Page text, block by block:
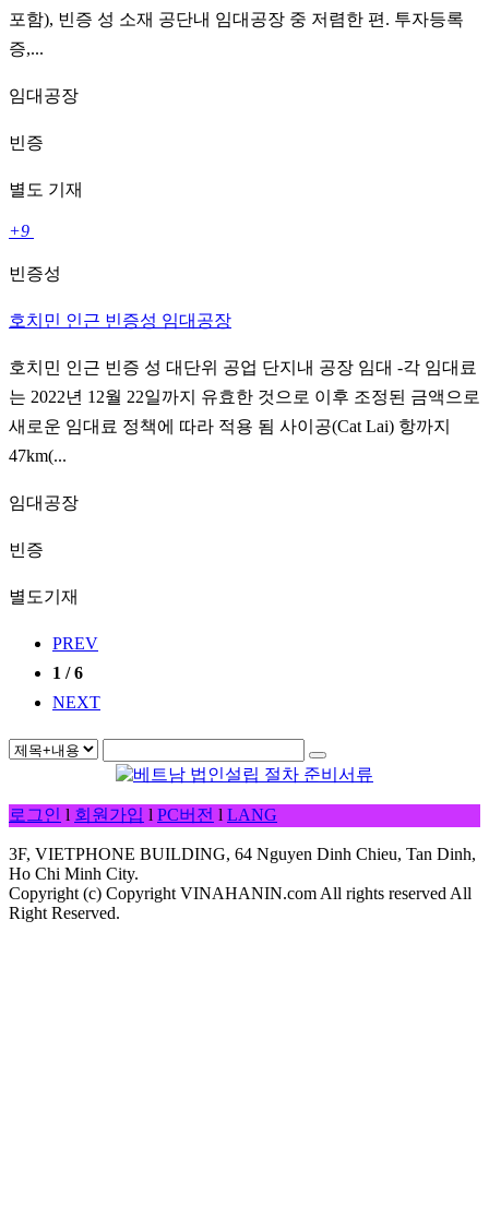
포함), 빈증 성 소재 공단내 임대공장 중 저렴한 편. 투자등록
증,...
임대공장
빈증
별도 기재
+9
빈증성
호치민 인근 빈증성 임대공장
호치민 인근 빈증 성 대단위 공업 단지내 공장 임대 -각 임대료
는 2022년 12월 22일까지 유효한 것으로 이후 조정된 금액으로
새로운 임대료 정책에 따라 적용 됨 사이공(Cat Lai) 항까지
47km(...
임대공장
빈증
별도기재
PREV
1 / 6
NEXT
로그인 l 회원가입 l PC버전 l LANG
3F, VIETPHONE BUILDING, 64 Nguyen Dinh Chieu, Tan Dinh,
Ho Chi Minh City.
Copyright (c) Copyright VINAHANIN.com All rights reserved All
Right Reserved.